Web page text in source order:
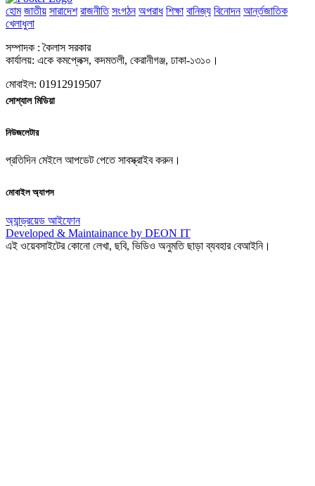
হোম জাতীয় সারাদেশ রাজনীতি সংগঠন অপরাধ শিক্ষা বানিজ্য বিনোদন আর্ন্তজাতিক
খেলাধুলা
সম্পাদক : কৈলাস সরকার
কার্যালয়: একে কমপ্লেক্স, কদমতলী, কেরানীগঞ্জ, ঢাকা-১৩১০।
মোবাইল: 01912919507
সোশ্যাল মিডিয়া
নিউজলেটার
প্রতিদিন মেইলে আপডেট পেতে সাবস্ক্রাইব করুন।
মোবাইল অ্যাপস
অ্যান্ড্রয়েড আইফোন
Developed & Maintainance by DEON IT
এই ওয়েবসাইটের কোনো লেখা, ছবি, ভিডিও অনুমতি ছাড়া ব্যবহার বেআইনি।